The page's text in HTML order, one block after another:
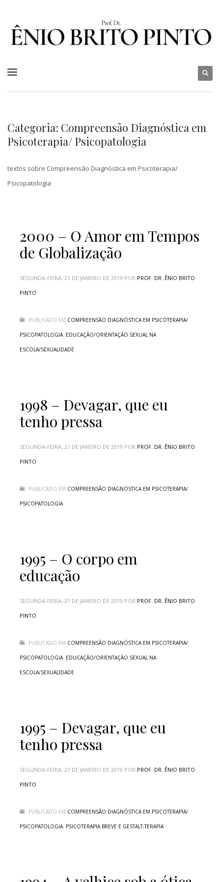
Categoria: Compreensão Diagnóstica em
Psicoterapia/ Psicopatologia
textos sobre Compreensão Diagnóstica em Psicoterapia/
Psicopatologia
2000 – O Amor em Tempos
de Globalização
SEGUNDA-FEIRA, 21 DE JANEIRO DE 2019 POR PROF. DR. ÊNIO BRITO
PINTO
PUBLICADO EM COMPREENSÃO DIAGNÓSTICA EM PSICOTERAPIA/
PSICOPATOLOGIA, EDUCAÇÃO/ORIENTAÇÃO SEXUAL NA
ESCOLA/SEXUALIDADE
1998 – Devagar, que eu
tenho pressa
SEGUNDA-FEIRA, 21 DE JANEIRO DE 2019 POR PROF. DR. ÊNIO BRITO
PINTO
PUBLICADO EM COMPREENSÃO DIAGNÓSTICA EM PSICOTERAPIA/
PSICOPATOLOGIA
1995 – O corpo em
educação
SEGUNDA-FEIRA, 21 DE JANEIRO DE 2019 POR PROF. DR. ÊNIO BRITO
PINTO
PUBLICADO EM COMPREENSÃO DIAGNÓSTICA EM PSICOTERAPIA/
PSICOPATOLOGIA, EDUCAÇÃO/ORIENTAÇÃO SEXUAL NA
ESCOLA/SEXUALIDADE
1995 – Devagar, que eu
tenho pressa
SEGUNDA-FEIRA, 21 DE JANEIRO DE 2019 POR PROF. DR. ÊNIO BRITO
PINTO
PUBLICADO EM COMPREENSÃO DIAGNÓSTICA EM PSICOTERAPIA/
PSICOPATOLOGIA, PSICOTERAPIA BREVE E GESTALT-TERAPIA